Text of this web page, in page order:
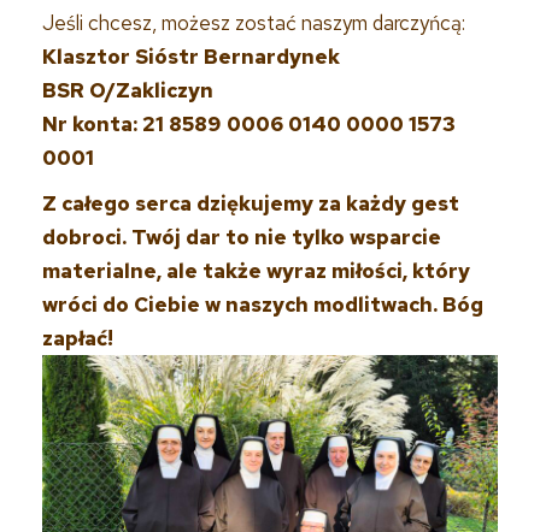
Jeśli chcesz, możesz zostać naszym darczyńcą:
Klasztor Sióstr Bernardynek
BSR O/Zakliczyn
Nr konta: 21 8589 0006 0140 0000 1573
0001
Z całego serca dziękujemy za każdy gest
dobroci. Twój dar to nie tylko wsparcie
materialne, ale także wyraz miłości, który
wróci do Ciebie w naszych modlitwach. Bóg
zapłać!